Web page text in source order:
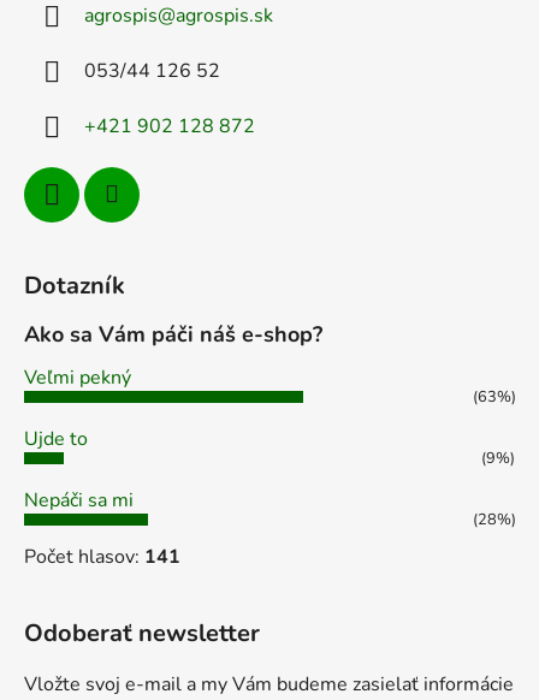
agrospis@agrospis.sk
053/44 126 52
+421 902 128 872
Dotazník
Ako sa Vám páči náš e-shop?
Veľmi pekný
(63%)
Ujde to
(9%)
Nepáči sa mi
(28%)
Počet hlasov: 141
Odoberať newsletter
Vložte svoj e-mail a my Vám budeme zasielať informácie